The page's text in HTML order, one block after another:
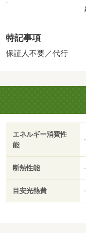
委託料：２．２万／月
又は５．５％ ※ペッ
事務手数料 ２２，０
ーニング費７０，００
ン／クロゼット／フ
インターホン／浴室
ス／システムキッチ
面所独立／２口コン
／対面式キッチン／
／照明付／ウォーク
システム／複層ガラ
未使用／築５年以内
わらべ保育園（幼稚
特記事項
保証人不要／代行
エネルギー消費性
能
-
断熱性能 -
目安光熱費 -